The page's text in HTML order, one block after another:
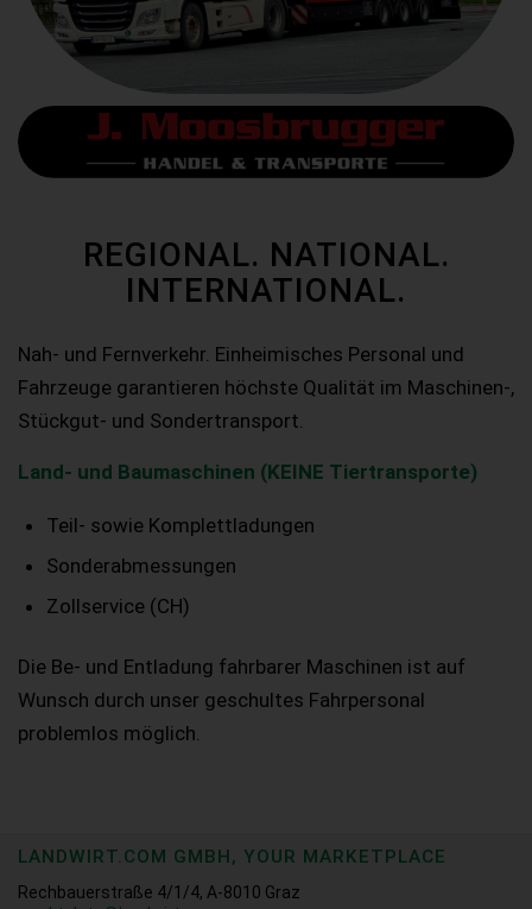
REGIONAL. NATIONAL.
INTERNATIONAL.
Nah- und Fernverkehr. Einheimisches Personal und
Fahrzeuge garantieren höchste Qualität im Maschinen-,
Stückgut- und Sondertransport.
Land- und Baumaschinen (KEINE Tiertransporte)
Teil- sowie Komplettladungen
Sonderabmessungen
Zollservice (CH)
Die Be- und Entladung fahrbarer Maschinen ist auf
Wunsch durch unser geschultes Fahrpersonal
problemlos möglich.
LANDWIRT.COM GMBH, YOUR MARKETPLACE
Rechbauerstraße 4/1/4, A-8010 Graz